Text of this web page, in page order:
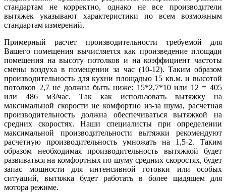
стандартам не корректно, однако не все производители
вытяжек указывают характеристики по всем возможным
стандартам измерений.
Примерный расчет производительности требуемой для
Вашего помещения вычисляется как произведение площади
помещения на высоту потолков и на коэффициент частоты
смены воздуха в помещении за час (10-12). Таким образом
производительность для кухни площадью 15 кв.м. и высотой
потолков 2,7 не должна быть ниже: 15*2,7*10 или 12 = 405
или 486 м3/час. Так как использовать вытяжку на
максимальной скорости не комфортно из-за шума, расчетная
производительность должна обеспечиваться вытяжкой на
средних скоростях. Наши специалисты при определении
максимальной производительности вытяжки рекомендуют
расчетную производительность умножать на 1,5-2. Таким
образом необходимая производительность вытяжкой будет
развиваться на комфортных по шуму средних скоростях, будет
запас мощности для интенсивной готовки или особых
ситуаций, вытяжка будет работать в более щадящем для
мотора режиме.